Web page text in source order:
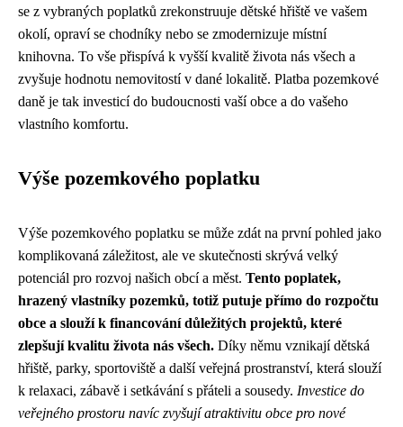
se z vybraných poplatků zrekonstruuje dětské hřiště ve vašem
okolí, opraví se chodníky nebo se zmodernizuje místní
knihovna. To vše přispívá k vyšší kvalitě života nás všech a
zvyšuje hodnotu nemovitostí v dané lokalitě. Platba pozemkové
daně je tak investicí do budoucnosti vaší obce a do vašeho
vlastního komfortu.
Výše pozemkového poplatku
Výše pozemkového poplatku se může zdát na první pohled jako
komplikovaná záležitost, ale ve skutečnosti skrývá velký
potenciál pro rozvoj našich obcí a měst. Tento poplatek,
hrazený vlastníky pozemků, totiž putuje přímo do rozpočtu
obce a slouží k financování důležitých projektů, které
zlepšují kvalitu života nás všech. Díky němu vznikají dětská
hřiště, parky, sportoviště a další veřejná prostranství, která slouží
k relaxaci, zábavě i setkávání s přáteli a sousedy. Investice do
veřejného prostoru navíc zvyšují atraktivitu obce pro nové